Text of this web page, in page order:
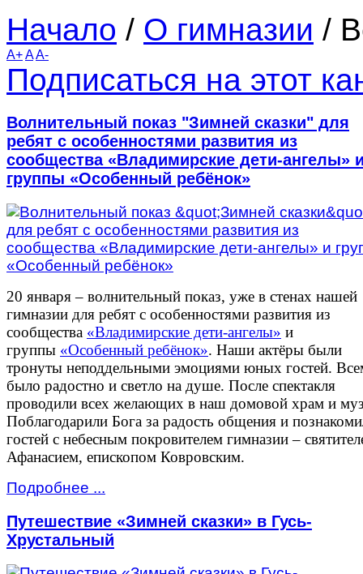
Начало / О гимназии /
A+AA-
Подписаться на этот
Волнительный показ "Зимней сказки" для
ребят с особенностями развития из
сообщества «Владимирские дети-ангелы»
группы «Особенный ребёнок»
20 января – волнительный показ, уже в стенах нашей
гимназии для ребят с особенностями развития из
сообщества «Владимирские дети-ангелы» и
группы «Особенный ребёнок». Наши актёры были
тронуты неподдельными эмоциями юных гостей.
было радостно и светло на душе. После спектакля
проводили всех желающих в наш домовой храм и
Поблагодарили Бога за радость общения и
гостей с небесным покровителем гимназии –
Афанасием, епископом Ковровским.
Подробнее ...
Путешествие «Зимней сказки» в Гусь-
Хрустальный